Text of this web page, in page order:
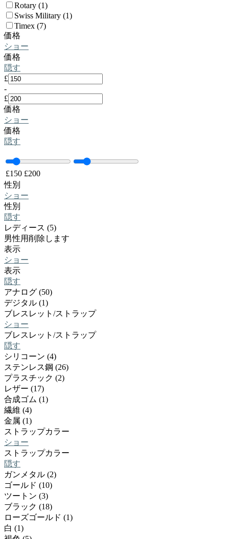
Rotary (1)
Swiss Military (1)
Timex (7)
価格
ショー
価格
隠す
£
-
£
価格
ショー
価格
隠す
£150 £200
性別
ショー
性別
隠す
レディース (5)
男性用削除します
表示
ショー
表示
隠す
アナログ (50)
デジタル (1)
ブレスレット/ストラップ
ショー
ブレスレット/ストラップ
隠す
シリコーン (4)
ステンレス鋼 (26)
プラスチック (2)
レザー (17)
合成ゴム (1)
繊維 (4)
金属 (1)
ストラップカラー
ショー
ストラップカラー
隠す
ガンメタル (2)
ゴールド (10)
ツートン (3)
ブラック (18)
ローズゴールド (1)
白 (1)